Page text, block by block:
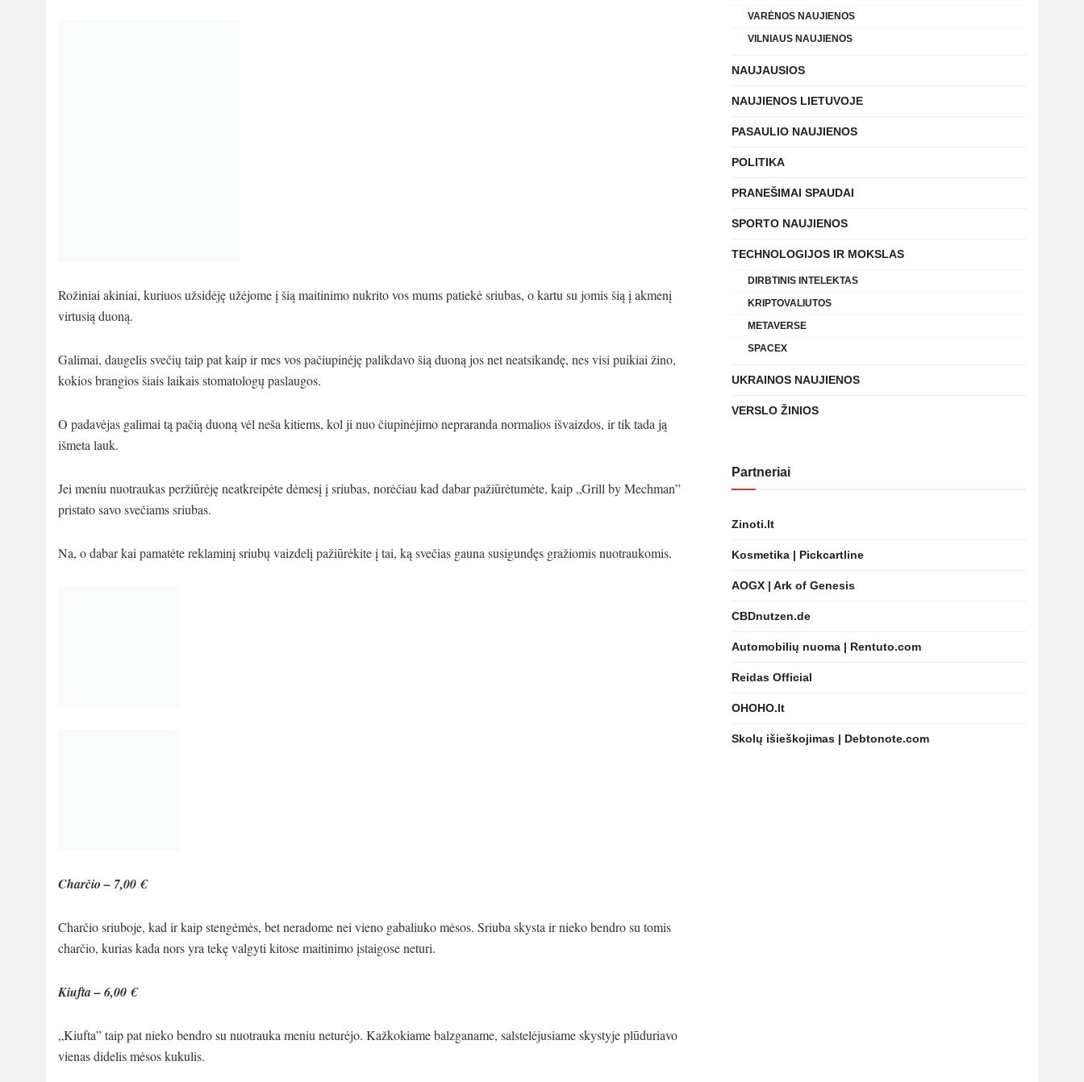
Rožiniai akiniai, kuriuos užsidėję užėjome į šią maitinimo nukrito vos mums patiekė sriubas, o kartu su jomis šią į akmenį
virtusią duoną.
Galimai, daugelis svečių taip pat kaip ir mes vos pačiupinėję palikdavo šią duoną jos net neatsikandę, nes visi puikiai žino,
kokios brangios šiais laikais stomatologų paslaugos.
O padavėjas galimai tą pačią duoną vėl neša kitiems, kol ji nuo čiupinėjimo nepraranda normalios išvaizdos, ir tik tada ją
išmeta lauk.
Jei meniu nuotraukas peržiūrėję neatkreipėte dėmesį į sriubas, norėčiau kad dabar pažiūrėtumėte, kaip „Grill by Mechman”
pristato savo svečiams sriubas.
Na, o dabar kai pamatėte reklaminį sriubų vaizdelį pažiūrėkite į tai, ką svečias gauna susigundęs gražiomis nuotraukomis.
Charčio – 7,00 €
Charčio sriuboje, kad ir kaip stengėmės, bet neradome nei vieno gabaliuko mėsos. Sriuba skysta ir nieko bendro su tomis
charčio, kurias kada nors yra tekę valgyti kitose maitinimo įstaigose neturi.
Kiufta – 6,00 €
„Kiufta” taip pat nieko bendro su nuotrauka meniu neturėjo. Kažkokiame balzganame, salstelėjusiame skystyje plūduriavo
vienas didelis mėsos kukulis.
VARĖNOS NAUJIENOS
VILNIAUS NAUJIENOS
NAUJAUSIOS
NAUJIENOS LIETUVOJE
PASAULIO NAUJIENOS
POLITIKA
PRANEŠIMAI SPAUDAI
SPORTO NAUJIENOS
TECHNOLOGIJOS IR MOKSLAS
DIRBTINIS INTELEKTAS
KRIPTOVALIUTOS
METAVERSE
SPACEX
UKRAINOS NAUJIENOS
VERSLO ŽINIOS
Partneriai
Zinoti.lt
Kosmetika | Pickcartline
AOGX | Ark of Genesis
CBDnutzen.de
Automobilių nuoma | Rentuto.com
Reidas Official
OHOHO.lt
Skolų išieškojimas | Debtonote.com